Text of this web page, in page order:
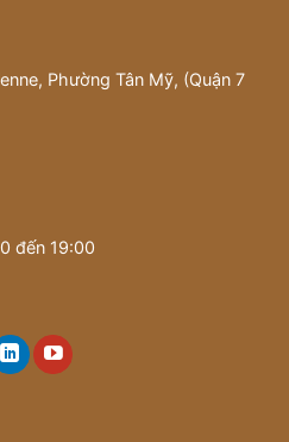
Phường Tân Mỹ, (Quận 7
đến 19:00